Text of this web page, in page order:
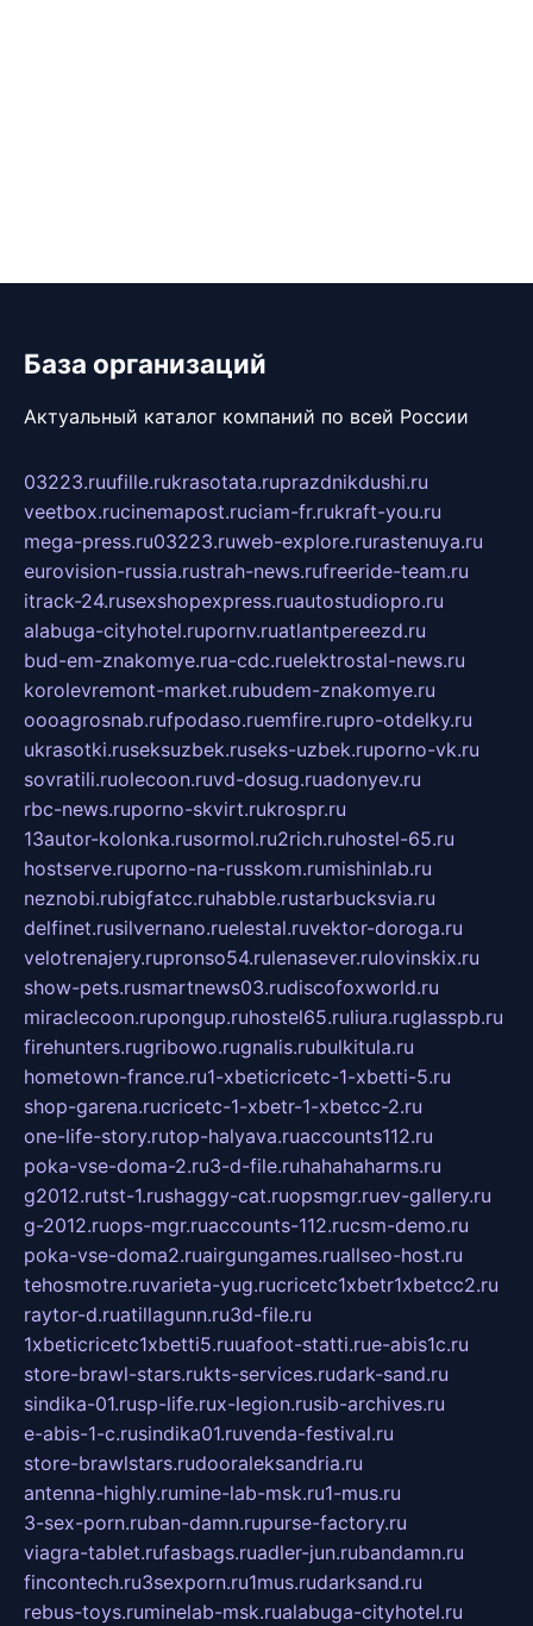
База организаций
Актуальный каталог компаний по всей России
03223.ruufille.rukrasotata.ruprazdnikdushi.ru
veetbox.rucinemapost.ruciam-fr.rukraft-you.ru
mega-press.ru03223.ruweb-explore.rurastenuya.ru
eurovision-russia.rustrah-news.rufreeride-team.ru
itrack-24.rusexshopexpress.ruautostudiopro.ru
alabuga-cityhotel.rupornv.ruatlantpereezd.ru
bud-em-znakomye.rua-cdc.ruelektrostal-news.ru
korolevremont-market.rubudem-znakomye.ru
oooagrosnab.rufpodaso.ruemfire.rupro-otdelky.ru
ukrasotki.ruseksuzbek.ruseks-uzbek.ruporno-vk.ru
sovratili.ruolecoon.ruvd-dosug.ruadonyev.ru
rbc-news.ruporno-skvirt.rukrospr.ru
13autor-kolonka.rusormol.ru2rich.ruhostel-65.ru
hostserve.ruporno-na-russkom.rumishinlab.ru
neznobi.rubigfatcc.ruhabble.rustarbucksvia.ru
delfinet.rusilvernano.ruelestal.ruvektor-doroga.ru
velotrenajery.rupronso54.rulenasever.rulovinskix.ru
show-pets.rusmartnews03.rudiscofoxworld.ru
miraclecoon.rupongup.ruhostel65.ruliura.ruglasspb.ru
firehunters.rugribowo.rugnalis.rubulkitula.ru
hometown-france.ru1-xbeticricetc-1-xbetti-5.ru
shop-garena.rucricetc-1-xbetr-1-xbetcc-2.ru
one-life-story.rutop-halyava.ruaccounts112.ru
poka-vse-doma-2.ru3-d-file.ruhahahaharms.ru
g2012.rutst-1.rushaggy-cat.ruopsmgr.ruev-gallery.ru
g-2012.ruops-mgr.ruaccounts-112.rucsm-demo.ru
poka-vse-doma2.ruairgungames.ruallseo-host.ru
tehosmotre.ruvarieta-yug.rucricetc1xbetr1xbetcc2.ru
raytor-d.ruatillagunn.ru3d-file.ru
1xbeticricetc1xbetti5.ruuafoot-statti.rue-abis1c.ru
store-brawl-stars.rukts-services.rudark-sand.ru
sindika-01.rusp-life.rux-legion.rusib-archives.ru
e-abis-1-c.rusindika01.ruvenda-festival.ru
store-brawlstars.rudooraleksandria.ru
antenna-highly.rumine-lab-msk.ru1-mus.ru
3-sex-porn.ruban-damn.rupurse-factory.ru
viagra-tablet.rufasbags.ruadler-jun.rubandamn.ru
fincontech.ru3sexporn.ru1mus.rudarksand.ru
rebus-toys.ruminelab-msk.rualabuga-cityhotel.ru